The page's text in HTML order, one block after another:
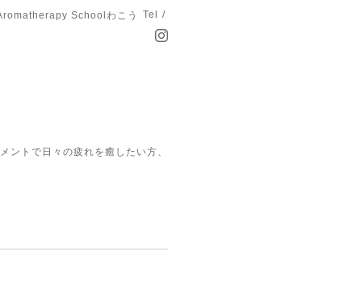
Schoolわこう Tel /
ントで日々の疲れを癒したい方、